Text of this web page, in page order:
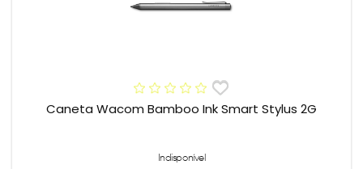
Caneta Wacom Bamboo Ink Smart Stylus 2G
Indisponível